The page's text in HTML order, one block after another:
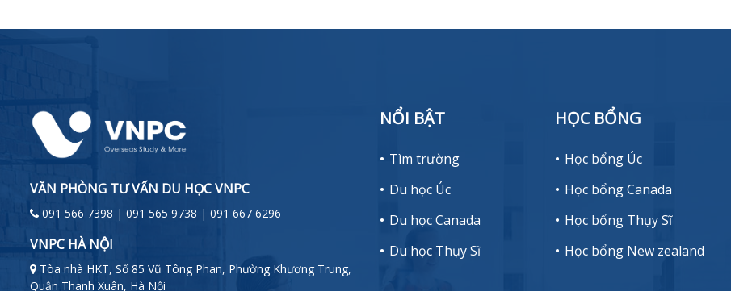
VĂN PHÒNG TƯ VẤN DU HỌC VNPC
091 566 7398 | 091 565 9738 | 091 667 6296
VNPC HÀ NỘI
Tòa nhà HKT, Số 85 Vũ Tông Phan, Phường Khương Trung,
Quận Thanh Xuân, Hà Nội
NỔI BẬT
Tìm trường
Du học Úc
Du học Canada
Du học Thụy Sĩ
HỌC BỔNG
Học bổng Úc
Học bổng Canada
Học bổng Thụy Sĩ
Học bổng New zealand